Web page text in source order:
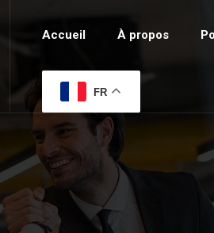
Accueil À propos
FR